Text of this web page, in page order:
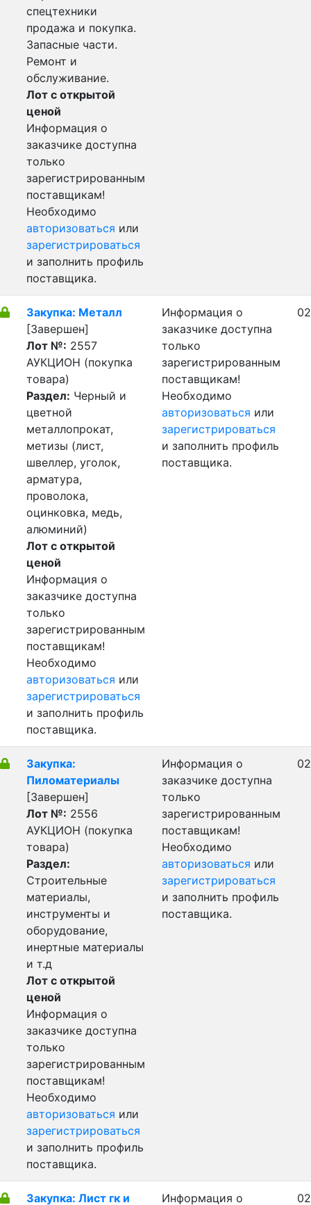
спецтехники
продажа и покупка.
Запасные части.
Ремонт и
обслуживание.
Лот с открытой
ценой
Информация о
заказчике доступна
только
зарегистрированным
поставщикам!
Необходимо
авторизоваться или
зарегистрироваться
и заполнить профиль
поставщика.
Закупка: Металл
[Завершен]
Лот №: 2557
АУКЦИОН (покупка
товара)
Раздел: Черный и
цветной
металлопрокат,
метизы (лист,
швеллер, уголок,
арматура,
проволока,
оцинковка, медь,
алюминий)
Лот с открытой
ценой
Информация о
заказчике доступна
только
зарегистрированным
поставщикам!
Необходимо
авторизоваться или
зарегистрироваться
и заполнить профиль
поставщика.
Информация о
заказчике доступна
только
зарегистрированным
поставщикам!
Необходимо
авторизоваться или
зарегистрироваться
и заполнить профиль
поставщика.
Закупка:
Пиломатериалы
[Завершен]
Лот №: 2556
АУКЦИОН (покупка
товара)
Раздел:
Строительные
материалы,
инструменты и
оборудование,
инертные материалы
и т.д
Лот с открытой
ценой
Информация о
заказчике доступна
только
зарегистрированным
поставщикам!
Необходимо
авторизоваться или
зарегистрироваться
и заполнить профиль
поставщика.
Информация о
заказчике доступна
только
зарегистрированным
поставщикам!
Необходимо
авторизоваться или
зарегистрироваться
и заполнить профиль
поставщика.
Закупка: Лист гк и
Информация о